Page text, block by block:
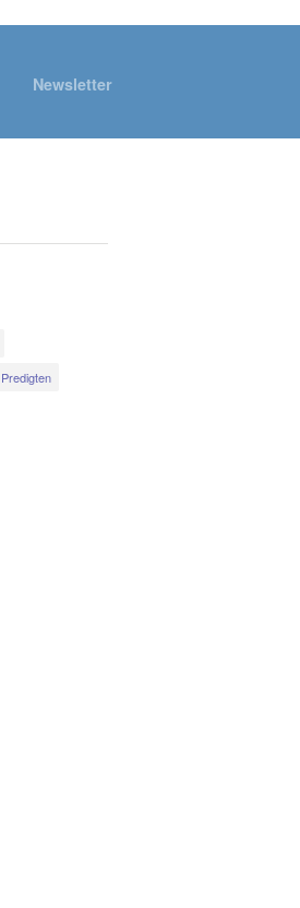
Newsletter
Predigten